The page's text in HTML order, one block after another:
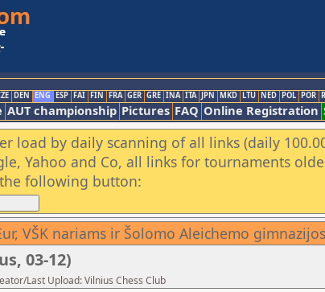
DEN ENG ESP FAI FIN FRA GER GRE INA ITA JPN MKD LTU NED POL POR
AUT championship Pictures FAQ Online Registration
load by daily scanning of all links (daily
Yahoo and Co, all links for tournaments
following button:
VŠK nariams ir Šolomo Aleichemo
03-12)
Last Upload: Vilnius Chess Club